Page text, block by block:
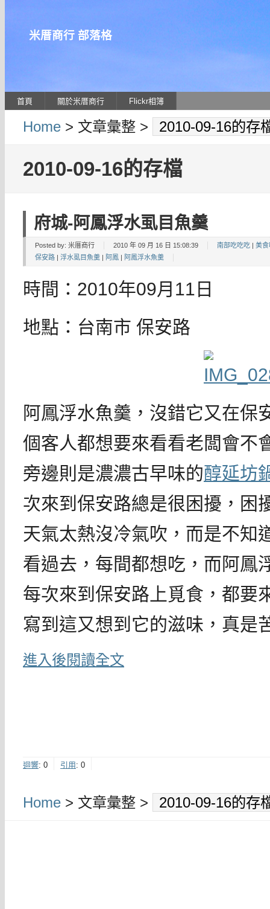
米厝商行 部落格
首頁 關於米厝商行 Flickr相簿
Home > 文章彙整 > 2010-09-16的存
2010-09-16的存檔
府城-阿鳳浮水虱目魚羹
Posted by: 米厝商行 2010 年 09 月 16 日 15:08:39 南部吃吃吃
美食
保安路 | 浮水虱目魚羹 | 阿鳳 | 阿鳳浮水魚羹
時間：2010年09月11日
地點：台南市 保安路
阿鳳浮水魚羹，沒錯它又在保
個客人都想要來看看老闆會不
旁邊則是濃濃古早味的醇延坊
次來到保安路總是很困擾，困
天氣太熱沒冷氣吹，而是不知
看過去，每間都想吃，而阿鳳
每次來到保安路上覓食，都要
寫到這又想到它的滋味，真是
進入後閱讀全文
迴響: 0 引用 : 0
Home > 文章彙整 > 2010-09-16的存